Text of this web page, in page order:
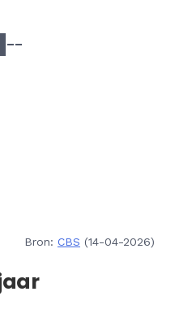
Bron: CBS (14-04-2026)